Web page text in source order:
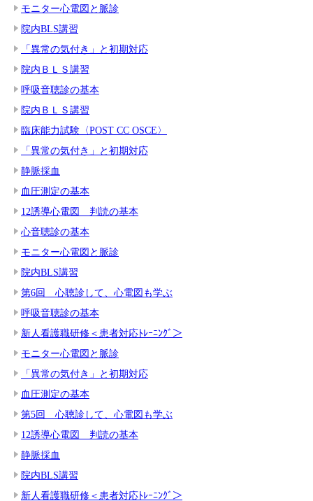
モニター心電図と脈診
院内BLS講習
「異常の気付き」と初期対応
院内ＢＬＳ講習
呼吸音聴診の基本
院内ＢＬＳ講習
臨床能力試験〈POST CC OSCE〉
「異常の気付き」と初期対応
静脈採血
血圧測定の基本
12誘導心電図 判読の基本
心音聴診の基本
モニター心電図と脈診
院内BLS講習
第6回 心聴診して、心電図も学ぶ
呼吸音聴診の基本
新人看護職研修＜患者対応ﾄﾚｰﾆﾝｸﾞ＞
モニター心電図と脈診
「異常の気付き」と初期対応
血圧測定の基本
第5回 心聴診して、心電図も学ぶ
12誘導心電図 判読の基本
静脈採血
院内BLS講習
新人看護職研修＜患者対応ﾄﾚｰﾆﾝｸﾞ＞